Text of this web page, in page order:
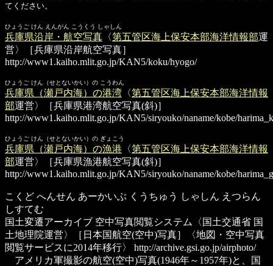
てください。
ひょうご けん えんがん こうくう しゃしん
兵庫県沿岸・航空写真 〈第五管区海上保安本部海洋情報部運
営〉［兵庫県沿岸航空写真］
http://www1.kaiho.mlit.go.jp/KAN5/koku/hyogo/
ひょうご けん（せとないかい）の こうわん
兵庫県（瀬戸内海）の港湾 〈第五管区海上保安本部海洋情報
部運営〉［兵庫県港湾航空写真(斜)］
http://www1.kaiho.mlit.go.jp/KAN5/siryouko/naname/kobe/
ひょうご けん（せとないかい）の ぎょこう
兵庫県（瀬戸内海）の漁港 〈第五管区海上保安本部海洋情報
部運営〉［兵庫県漁港航空写真(斜)］
http://www1.kaiho.mlit.go.jp/KAN5/siryouko/naname/kobe/
こくど へんせん あーかいぶ くうちゅう しゃしん えつらん
しすてむ
国土変遷アーカイブ 空中写真閲覧システム
〈国土交通省 国
土地理院運営〉［日本国航空(空中)写真］〈地図・空中写真
閲覧サービスに2014年移行〉
http://archive.gsi.go.jp/airphoto/
アメリカ軍撮影の航空(空中)写真(1946年～1957年)と、国